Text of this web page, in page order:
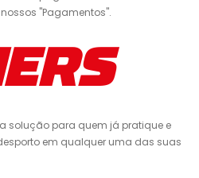
"Pagamentos".
solução para quem já pratique e
em qualquer uma das suas